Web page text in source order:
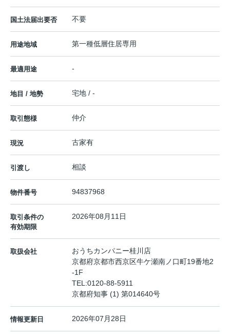
国土法届出要否 不要
用途地域 第一種低層住居専用
最適用途 -
地目 / 地勢 宅地 / -
取引態様 仲介
現況 古家有
引渡し 相談
物件番号 94837968
取引条件の
有効期限
2026年08月11日
取扱会社
おうちカンパニー桂川店
京都府京都市西京区牛ケ瀬南ノ口町19番地2
-1F
TEL:0120-88-5911
京都府知事 (1) 第014640号
情報更新日 2026年07月28日